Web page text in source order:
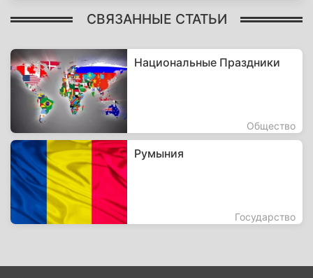
СВЯЗАННЫЕ СТАТЬИ
Национальные Праздники
Общество
Румыния
Государство